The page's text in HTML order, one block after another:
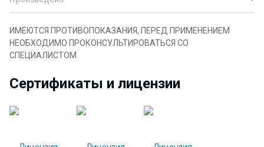
ИМЕЮТСЯ ПРОТИВОПОКАЗАНИЯ, ПЕРЕД ПРИМЕНЕНИЕМ
НЕОБХОДИМО ПРОКОНСУЛЬТИРОВАТЬСЯ СО
СПЕЦИАЛИСТОМ
Сертификаты и лицензии